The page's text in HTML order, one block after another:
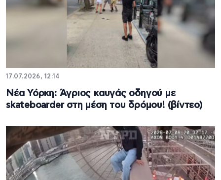
17.07.2026, 12:14
Νέα Υόρκη: Άγριος καυγάς οδηγού με
skateboarder στη μέση του δρόμου! (βίντεο)